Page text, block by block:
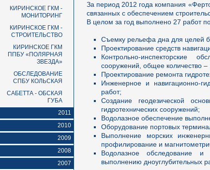
КИРИНСКОЕ ГКМ -
МОНИТОРИНГ
КИРИНСКОЕ ГКМ -
СТРОИТЕЛЬСТВО
КИРИНСКОЕ ГКМ
ППБУ «ПОЛЯРНАЯ
ЗВЕЗДА»
ОБСЛЕДОВАНИЕ
СПБУ КОЛЬСКАЯ
САБЕТТА - ОБСКАЯ
ГУБА
2011
2010
2009
2008
2007
За период 2012 года компания
связанных с обеспечением
В целом за год выполнено 27 работ
Съемку рельефа дна для целей
Проектирование средств
Контрольно-инспекторские
сооружений, общее количество –
Проектирование ремонта
Инженерное и навигационно-
работ;
Создание геодезической
гидротехнических сооружений;
Водолазное обеспечение
Оборудование портовых
Выполнение морских
профилирование и
Водолазное обследование
выполнению дноуглубительных